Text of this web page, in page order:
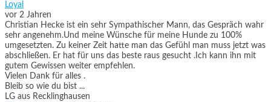
Loyal
vor 2 Jahren
Christian Hecke ist ein sehr Sympathischer Mann, das Gespräch wahr
sehr angenehm.Und meine Wünsche für meine Hunde zu 100%
umgesetzten. Zu keiner Zeit hatte man das Gefühl man muss jetzt was
abschließen. Er hat für uns das beste raus gesucht .Ich kann ihn mit
gutem Gewissen weiter empfehlen.
Vielen Dank für alles .
Bleib so wie du bist ...
LG aus Recklinghausen